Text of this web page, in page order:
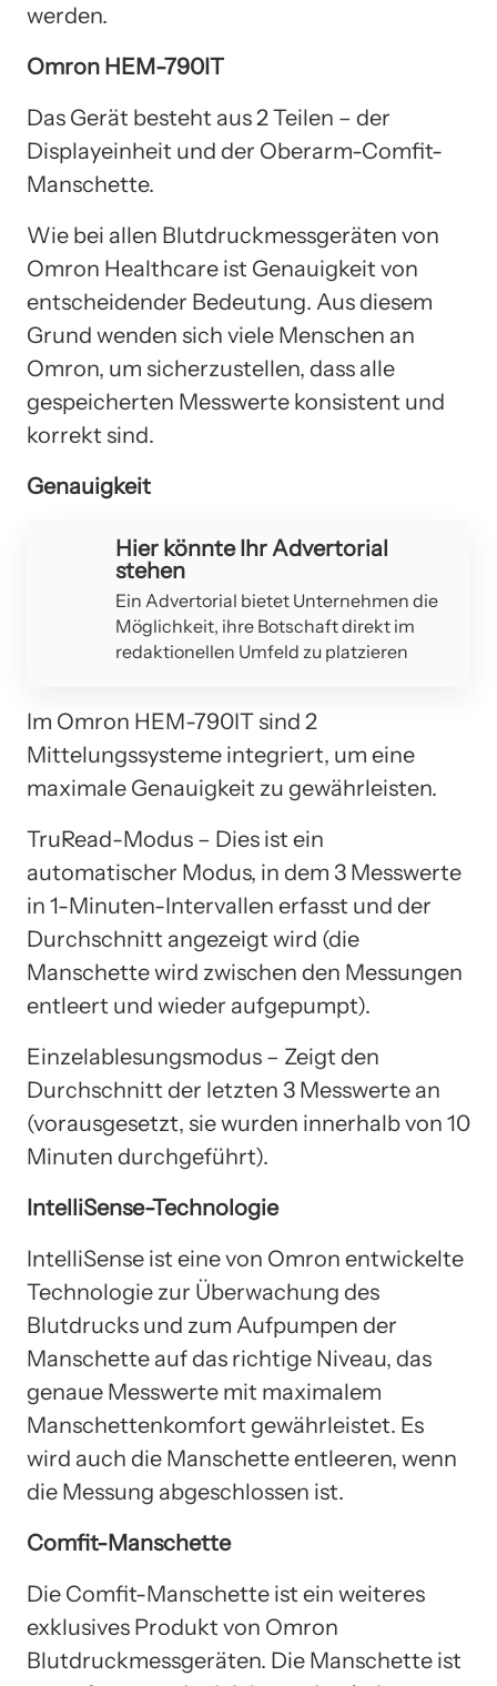
werden.
Omron HEM-790IT
Das Gerät besteht aus 2 Teilen – der
Displayeinheit und der Oberarm-Comfit-
Manschette.
Wie bei allen Blutdruckmessgeräten von
Omron Healthcare ist Genauigkeit von
entscheidender Bedeutung. Aus diesem
Grund wenden sich viele Menschen an
Omron, um sicherzustellen, dass alle
gespeicherten Messwerte konsistent und
korrekt sind.
Genauigkeit
Hier könnte Ihr Advertorial
stehen
Ein Advertorial bietet Unternehmen die
Möglichkeit, ihre Botschaft direkt im
redaktionellen Umfeld zu platzieren
Im Omron HEM-790IT sind 2
Mittelungssysteme integriert, um eine
maximale Genauigkeit zu gewährleisten.
TruRead-Modus – Dies ist ein
automatischer Modus, in dem 3 Messwerte
in 1-Minuten-Intervallen erfasst und der
Durchschnitt angezeigt wird (die
Manschette wird zwischen den Messungen
entleert und wieder aufgepumpt).
Einzelablesungsmodus – Zeigt den
Durchschnitt der letzten 3 Messwerte an
(vorausgesetzt, sie wurden innerhalb von 10
Minuten durchgeführt).
IntelliSense-Technologie
IntelliSense ist eine von Omron entwickelte
Technologie zur Überwachung des
Blutdrucks und zum Aufpumpen der
Manschette auf das richtige Niveau, das
genaue Messwerte mit maximalem
Manschettenkomfort gewährleistet. Es
wird auch die Manschette entleeren, wenn
die Messung abgeschlossen ist.
Comfit-Manschette
Die Comfit-Manschette ist ein weiteres
exklusives Produkt von Omron
Blutdruckmessgeräten. Die Manschette ist